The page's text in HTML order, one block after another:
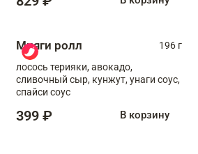
Мияги ролл
196 г
лосось терияки, авокадо,
сливочный сыр, кунжут, унаги соус,
спайси соус
399 ₽ В корзину